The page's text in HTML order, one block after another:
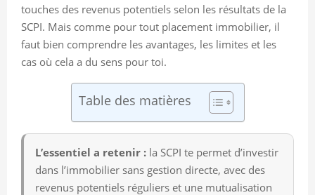
touches des revenus potentiels selon les résultats de la
SCPI. Mais comme pour tout placement immobilier, il
faut bien comprendre les avantages, les limites et les
cas où cela a du sens pour toi.
Table des matières
L’essentiel a retenir : la SCPI te permet d’investir
dans l’immobilier sans gestion directe, avec des
revenus potentiels réguliers et une mutualisation